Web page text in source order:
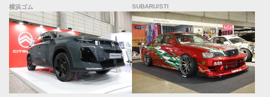
横浜ゴム SUBARU/STI